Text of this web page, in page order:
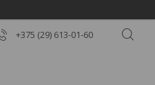
+375 (29) 613-01-60